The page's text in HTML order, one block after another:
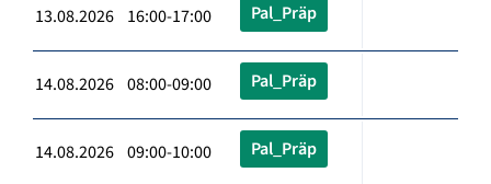
13.08.2026 16:00-17:00 Pal_Präp
14.08.2026 08:00-09:00 Pal_Präp
14.08.2026 09:00-10:00 Pal_Präp